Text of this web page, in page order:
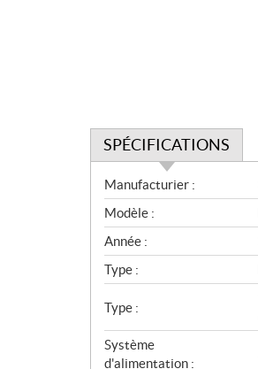
SPÉCIFICATIONS
S
p
é
c
i
f
i
c
a
t
Manufacturier :
Modèle :
Année :
Type :
Type :
Système
d'alimentation :